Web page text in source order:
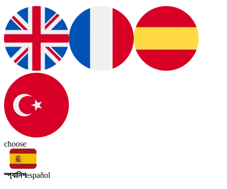
choose
স্প্যানিশespañol